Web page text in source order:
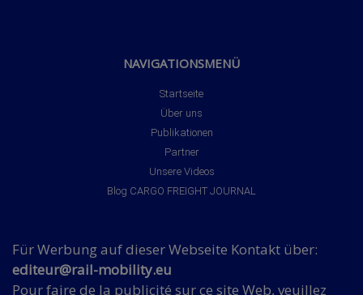
NAVIGATIONSMENÜ
Startseite
Über uns
Publikationen
Partner
Unsere Videos
Blog CARGO FREIGHT JOURNAL
Für Werbung auf dieser Webseite Kontakt über:
editeur@rail-mobility.eu
Pour faire de la publicité sur ce site Web, veuillez